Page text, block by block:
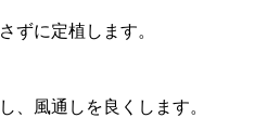
ずに定植します。
、風通しを良くします。